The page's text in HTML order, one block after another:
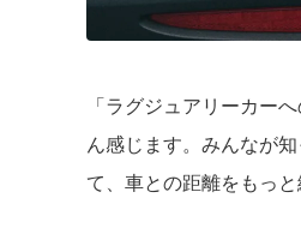
「ラグジュアリーカー
ん感じます。みんなが
て、車との距離をもっ